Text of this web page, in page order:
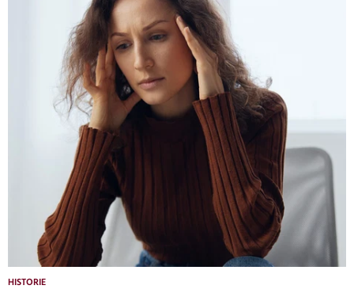
HISTORIE